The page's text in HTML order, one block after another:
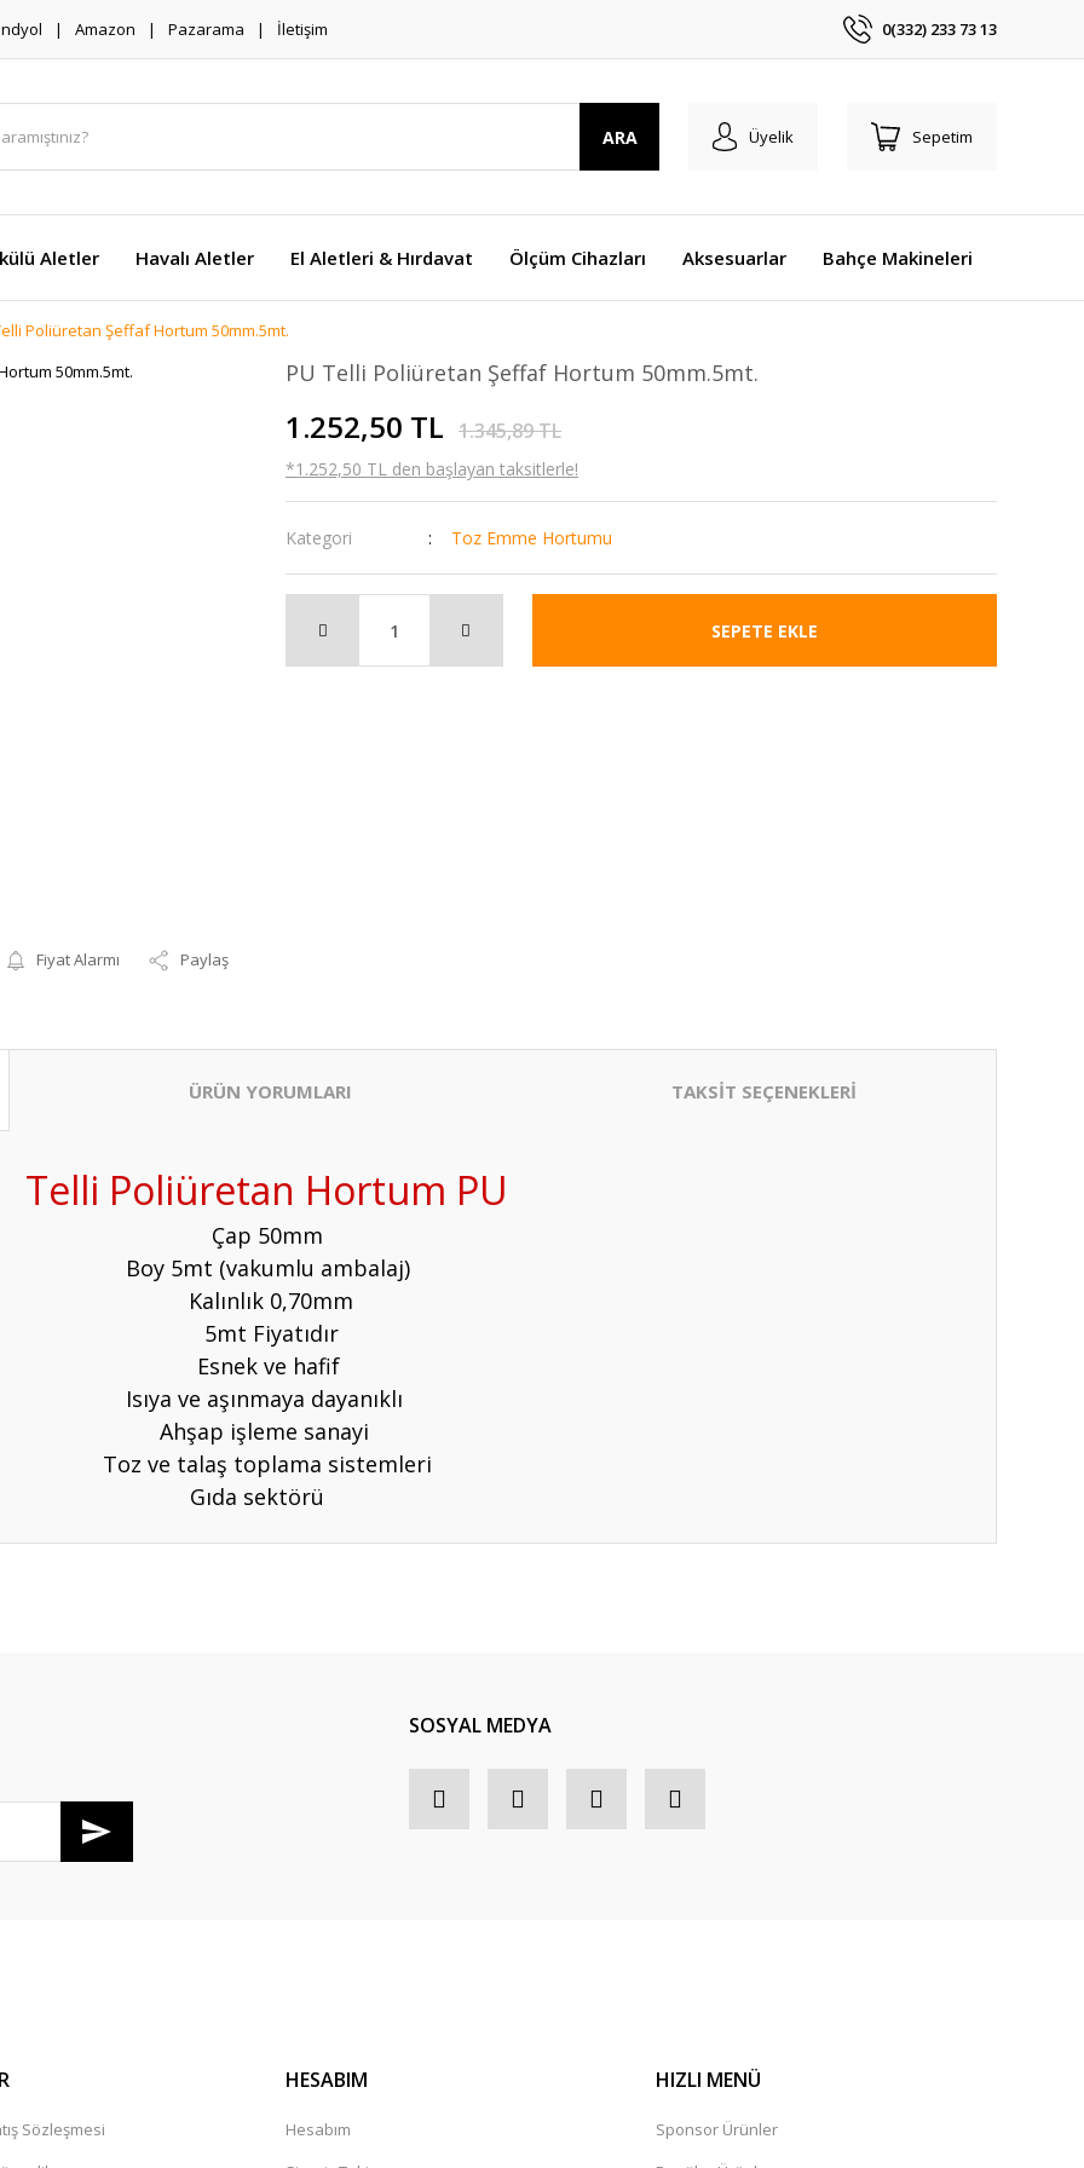
Amazon Pazarama İletişim 0(332) 233 73 13
ARA Üyelik Sepetim
Aletler Havalı Aletler El Aletleri & Hırdavat Ölçüm Cihazları Aksesuarlar Bahçe Makineleri
Poliüretan Şeffaf Hortum 50mm.5mt.
Fiyat Alarmı Paylaş
PU Telli Poliüretan Şeffaf Hortum 50mm.5mt.
1.252,50 TL 1.345,89 TL
*1.252,50 TL den başlayan taksitlerle!
Kategori Toz Emme Hortumu
SEPETE EKLE
ÜRÜN YORUMLARI TAKSİT SEÇENEKLERİ
Telli Poliüretan Hortum PU
Çap 50mm
Boy 5mt (vakumlu ambalaj)
Kalınlık 0,70mm
5mt Fiyatıdır
Esnek ve hafif
Isıya ve aşınmaya dayanıklı
Ahşap işleme sanayi
Toz ve talaş toplama sistemleri
Gıda sektörü
SOSYAL MEDYA
Sözleşmesi
HESABIM
Hesabım
HIZLI MENÜ
Sponsor Ürünler